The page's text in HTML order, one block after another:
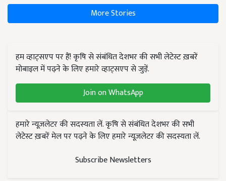
More Stories
हम व्हाट्सएप पर हैं! कृषि से संबंधित देशभर की सभी लेटेस्ट ख़बरें
मोबाइल में पढ़ने के लिए हमारे व्हाट्सएप से जुड़ें.
Join on WhatsApp
हमारे न्यूज़लेटर की सदस्यता लें. कृषि से संबंधित देशभर की सभी
लेटेस्ट ख़बरें मेल पर पढ़ने के लिए हमारे न्यूज़लेटर की सदस्यता लें.
Subscribe Newsletters